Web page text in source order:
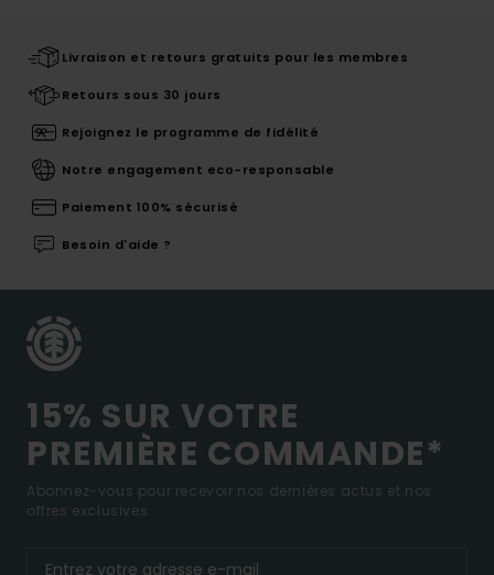
Livraison et retours gratuits pour les membres
Retours sous 30 jours
Rejoignez le programme de fidélité
Notre engagement eco-responsable
Paiement 100% sécurisé
Besoin d'aide ?
15% SUR VOTRE
PREMIÈRE COMMANDE*
Abonnez-vous pour recevoir nos dernières actus et nos
offres exclusives.